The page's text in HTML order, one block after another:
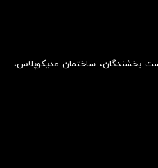
بخشندگان، ساختمان مدیکوپلاس،